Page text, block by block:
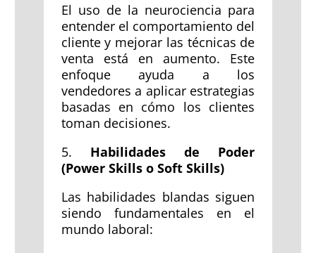
El uso de la neurociencia para
entender el comportamiento del
cliente y mejorar las técnicas de
venta está en aumento. Este
enfoque ayuda a los
vendedores a aplicar estrategias
basadas en cómo los clientes
toman decisiones.
5. Habilidades de Poder
(Power Skills o Soft Skills)
Las habilidades blandas siguen
siendo fundamentales en el
mundo laboral: